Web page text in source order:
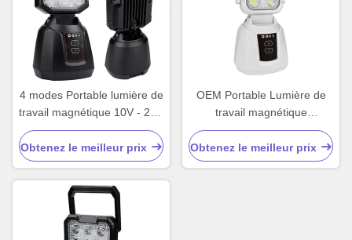
4 modes Portable lumière de
travail magnétique 10V - 24V
Portable lumière de camping
LED
Obtenez le meilleur prix
OEM Portable Lumière de
travail magnétique
extérieure Rechargeable
LED Lumière d'urgence 15W
Obtenez le meilleur prix